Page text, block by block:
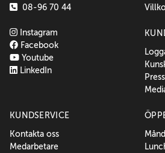
08-96 70 44
Instagram
Facebook
Youtube
LinkedIn
KUNDSERVICE
Kontakta oss
Medarbetare